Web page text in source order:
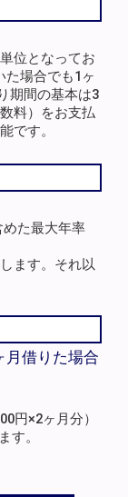
位となってお
た場合でも1ヶ
期間の基本は3
料）をお支払
です。
た最大年率
ます。それ以
月借りた場合
円×2ヶ月分）
す。